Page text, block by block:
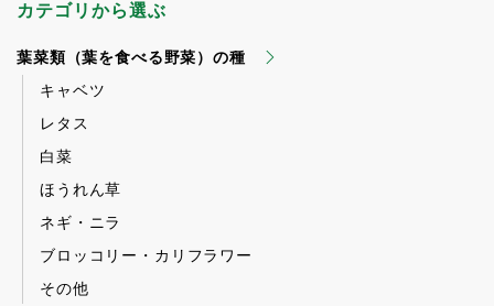
カテゴリから選ぶ
葉菜類（葉を食べる野菜）の種
キャベツ
レタス
白菜
ほうれん草
ネギ・ニラ
ブロッコリー・カリフラワー
その他